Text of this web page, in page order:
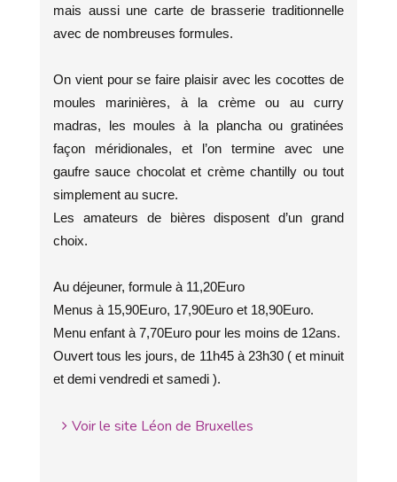
mais aussi une carte de brasserie traditionnelle
avec de nombreuses formules.
On vient pour se faire plaisir avec les cocottes de
moules marinières, à la crème ou au curry
madras, les moules à la plancha ou gratinées
façon méridionales, et l’on termine avec une
gaufre sauce chocolat et crème chantilly ou tout
simplement au sucre.
Les amateurs de bières disposent d’un grand
choix.
Au déjeuner, formule à 11,20Euro
Menus à 15,90Euro, 17,90Euro et 18,90Euro.
Menu enfant à 7,70Euro pour les moins de 12ans.
Ouvert tous les jours, de 11h45 à 23h30 ( et minuit
et demi vendredi et samedi ).
Voir le site Léon de Bruxelles